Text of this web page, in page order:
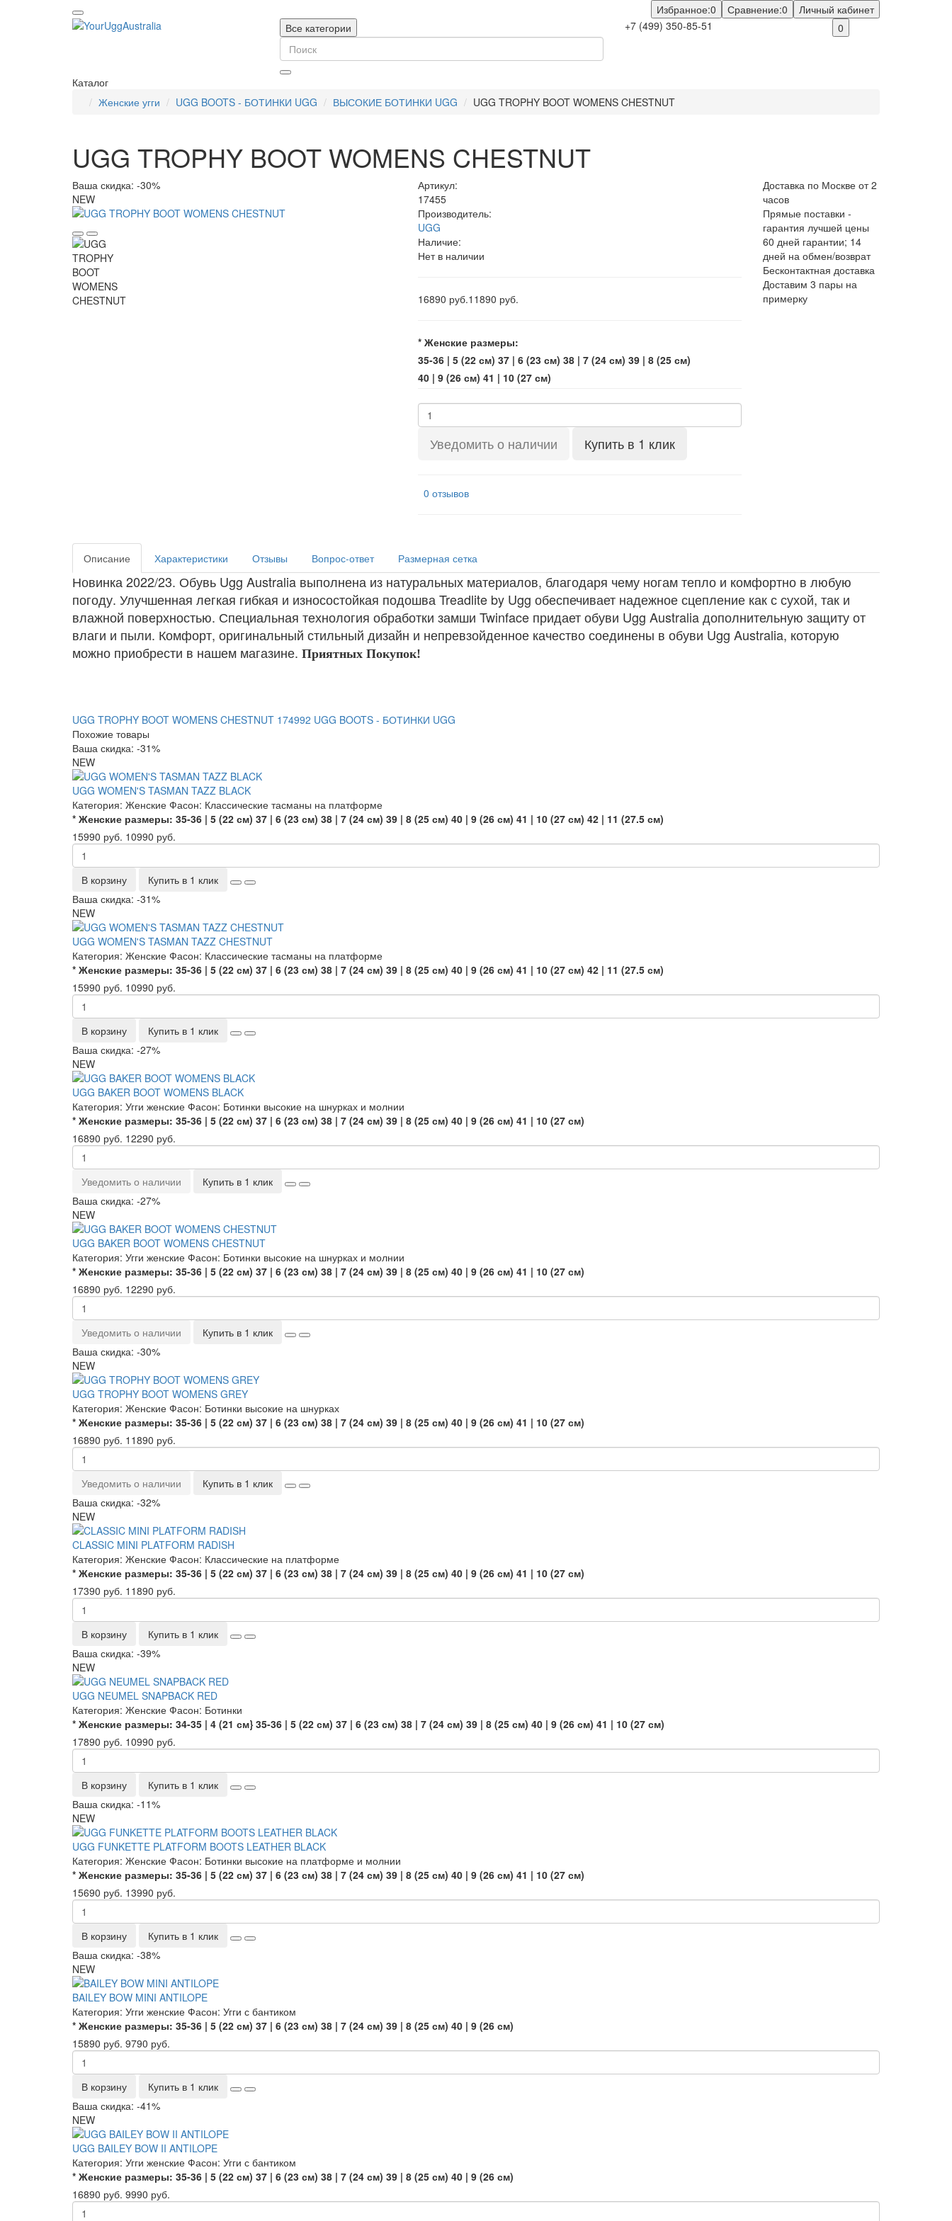
Личный кабинет
Сравнение:0
Избранное:0
+7 (499) 350-85-51
0
Все категории
Каталог
Женские угги
UGG BOOTS - БОТИНКИ UGG ВЫСОКИЕ БОТИНКИ UGG UGG TROPHY BOOT WOMENS CHESTNUT
UGG TROPHY BOOT WOMENS CHESTNUT
Ваша скидка: -30%
NEW
Артикул:
17455
Производитель:
UGG
Наличие:
Нет в наличии
16890 руб.11890 руб.
* Женские размеры:
35-36 | 5 (22 см) 37 | 6 (23 см) 38 | 7 (24 см) 39 | 8 (25 см)
40 | 9 (26 см) 41 | 10 (27 см)
Уведомить о наличии Купить в 1 клик
0 отзывов
Доставка по Москве от 2
часов
Прямые поставки -
гарантия лучшей цены
60 дней гарантии; 14
дней на обмен/возврат
Бесконтактная доставка
Доставим 3 пары на
примерку
Описание Характеристики Отзывы Вопрос-ответ Размерная сетка
Новинка 2022/23. Обувь Ugg Australia выполнена из натуральных материалов, благодаря чему ногам тепло и комфортно в любую
погоду. Улучшенная легкая гибкая и износостойкая подошва Treadlite by Ugg обеспечивает надежное сцепление как с сухой, так и
влажной поверхностью. Специальная технология обработки замши Twinface придает обуви Ugg Australia дополнительную защиту от
влаги и пыли. Комфорт, оригинальный стильный дизайн и непревзойденное качество соединены в обуви Ugg Australia, которую
можно приобрести в нашем магазине. Приятных Покупок!
UGG TROPHY BOOT WOMENS CHESTNUT 174992 UGG BOOTS - БОТИНКИ UGG
Похожие товары
Ваша скидка: -31%
NEW
UGG WOMEN'S TASMAN TAZZ BLACK
Категория: Женские Фасон: Классические тасманы на платформе
* Женские размеры: 35-36 | 5 (22 см) 37 | 6 (23 см) 38 | 7 (24 см) 39 | 8 (25 см) 40 | 9 (26 см) 41 | 10 (27 см) 42 | 11 (27.5 см)
15990 руб. 10990 руб.
В корзину
Купить в 1 клик
Ваша скидка: -31%
NEW
UGG WOMEN'S TASMAN TAZZ CHESTNUT
Категория: Женские Фасон: Классические тасманы на платформе
* Женские размеры: 35-36 | 5 (22 см) 37 | 6 (23 см) 38 | 7 (24 см) 39 | 8 (25 см) 40 | 9 (26 см) 41 | 10 (27 см) 42 | 11 (27.5 см)
15990 руб. 10990 руб.
В корзину
Купить в 1 клик
Ваша скидка: -27%
NEW
UGG BAKER BOOT WOMENS BLACK
Категория: Угги женские Фасон: Ботинки высокие на шнурках и молнии
* Женские размеры: 35-36 | 5 (22 см) 37 | 6 (23 см) 38 | 7 (24 см) 39 | 8 (25 см) 40 | 9 (26 см) 41 | 10 (27 см)
16890 руб. 12290 руб.
Уведомить о наличии
Купить в 1 клик
Ваша скидка: -27%
NEW
UGG BAKER BOOT WOMENS CHESTNUT
Категория: Угги женские Фасон: Ботинки высокие на шнурках и молнии
* Женские размеры: 35-36 | 5 (22 см) 37 | 6 (23 см) 38 | 7 (24 см) 39 | 8 (25 см) 40 | 9 (26 см) 41 | 10 (27 см)
16890 руб. 12290 руб.
Уведомить о наличии
Купить в 1 клик
Ваша скидка: -30%
NEW
UGG TROPHY BOOT WOMENS GREY
Категория: Женские Фасон: Ботинки высокие на шнурках
* Женские размеры: 35-36 | 5 (22 см) 37 | 6 (23 см) 38 | 7 (24 см) 39 | 8 (25 см) 40 | 9 (26 см) 41 | 10 (27 см)
16890 руб. 11890 руб.
Уведомить о наличии
Купить в 1 клик
Ваша скидка: -32%
NEW
CLASSIC MINI PLATFORM RADISH
Категория: Женские Фасон: Классические на платформе
* Женские размеры: 35-36 | 5 (22 см) 37 | 6 (23 см) 38 | 7 (24 см) 39 | 8 (25 см) 40 | 9 (26 см) 41 | 10 (27 см)
17390 руб. 11890 руб.
В корзину
Купить в 1 клик
Ваша скидка: -39%
NEW
UGG NEUMEL SNAPBACK RED
Категория: Женские Фасон: Ботинки
* Женские размеры: 34-35 | 4 (21 см} 35-36 | 5 (22 см) 37 | 6 (23 см) 38 | 7 (24 см) 39 | 8 (25 см) 40 | 9 (26 см) 41 | 10 (27 см)
17890 руб. 10990 руб.
В корзину
Купить в 1 клик
Ваша скидка: -11%
NEW
UGG FUNKETTE PLATFORM BOOTS LEATHER BLACK
Категория: Женские Фасон: Ботинки высокие на платформе и молнии
* Женские размеры: 35-36 | 5 (22 см) 37 | 6 (23 см) 38 | 7 (24 см) 39 | 8 (25 см) 40 | 9 (26 см) 41 | 10 (27 см)
15690 руб. 13990 руб.
В корзину
Купить в 1 клик
Ваша скидка: -38%
NEW
BAILEY BOW MINI ANTILOPE
Категория: Угги женские Фасон: Угги с бантиком
* Женские размеры: 35-36 | 5 (22 см) 37 | 6 (23 см) 38 | 7 (24 см) 39 | 8 (25 см) 40 | 9 (26 см)
15890 руб. 9790 руб.
В корзину
Купить в 1 клик
Ваша скидка: -41%
NEW
UGG BAILEY BOW II ANTILOPE
Категория: Угги женские Фасон: Угги с бантиком
* Женские размеры: 35-36 | 5 (22 см) 37 | 6 (23 см) 38 | 7 (24 см) 39 | 8 (25 см) 40 | 9 (26 см)
16890 руб. 9990 руб.